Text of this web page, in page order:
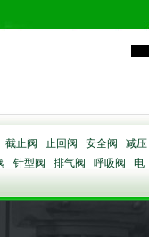
截止阀 止回阀 安全阀
减压
针型阀 排气阀 呼吸阀
电